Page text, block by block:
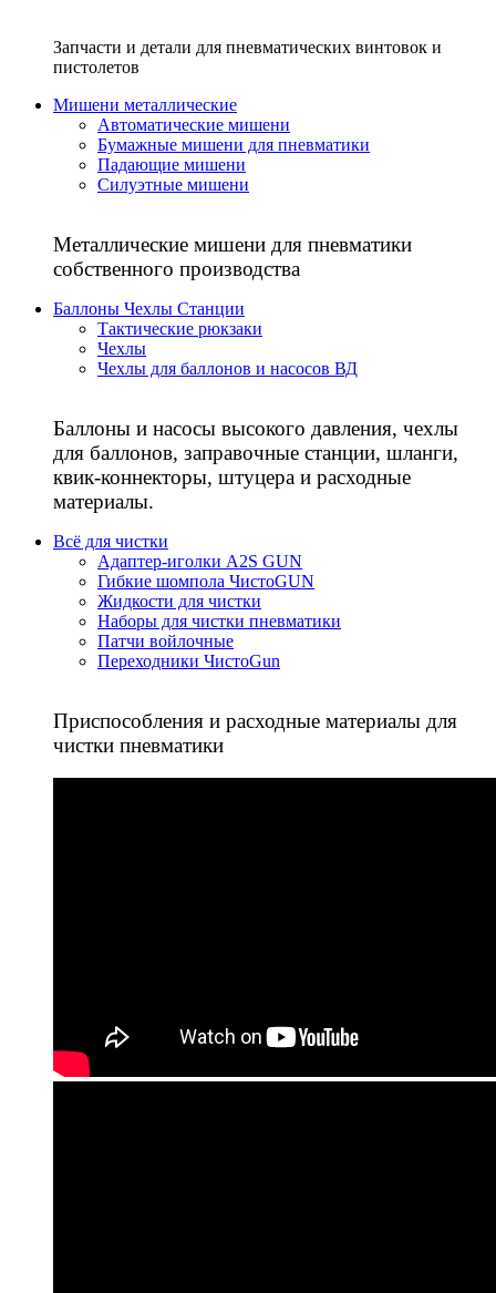
Запчасти и детали для пневматических винтовок и
пистолетов
Мишени металлические
Автоматические мишени
Бумажные мишени для пневматики
Падающие мишени
Силуэтные мишени
Металлические мишени для пневматики
собственного производства
Баллоны Чехлы Станции
Тактические рюкзаки
Чехлы
Чехлы для баллонов и насосов ВД
Баллоны и насосы высокого давления, чехлы
для баллонов, заправочные станции, шланги,
квик-коннекторы, штуцера и расходные
материалы.
Всё для чистки
Адаптер-иголки A2S GUN
Гибкие шомпола ЧистоGUN
Жидкости для чистки
Наборы для чистки пневматики
Патчи войлочные
Переходники ЧистоGun
Приспособления и расходные материалы для
чистки пневматики